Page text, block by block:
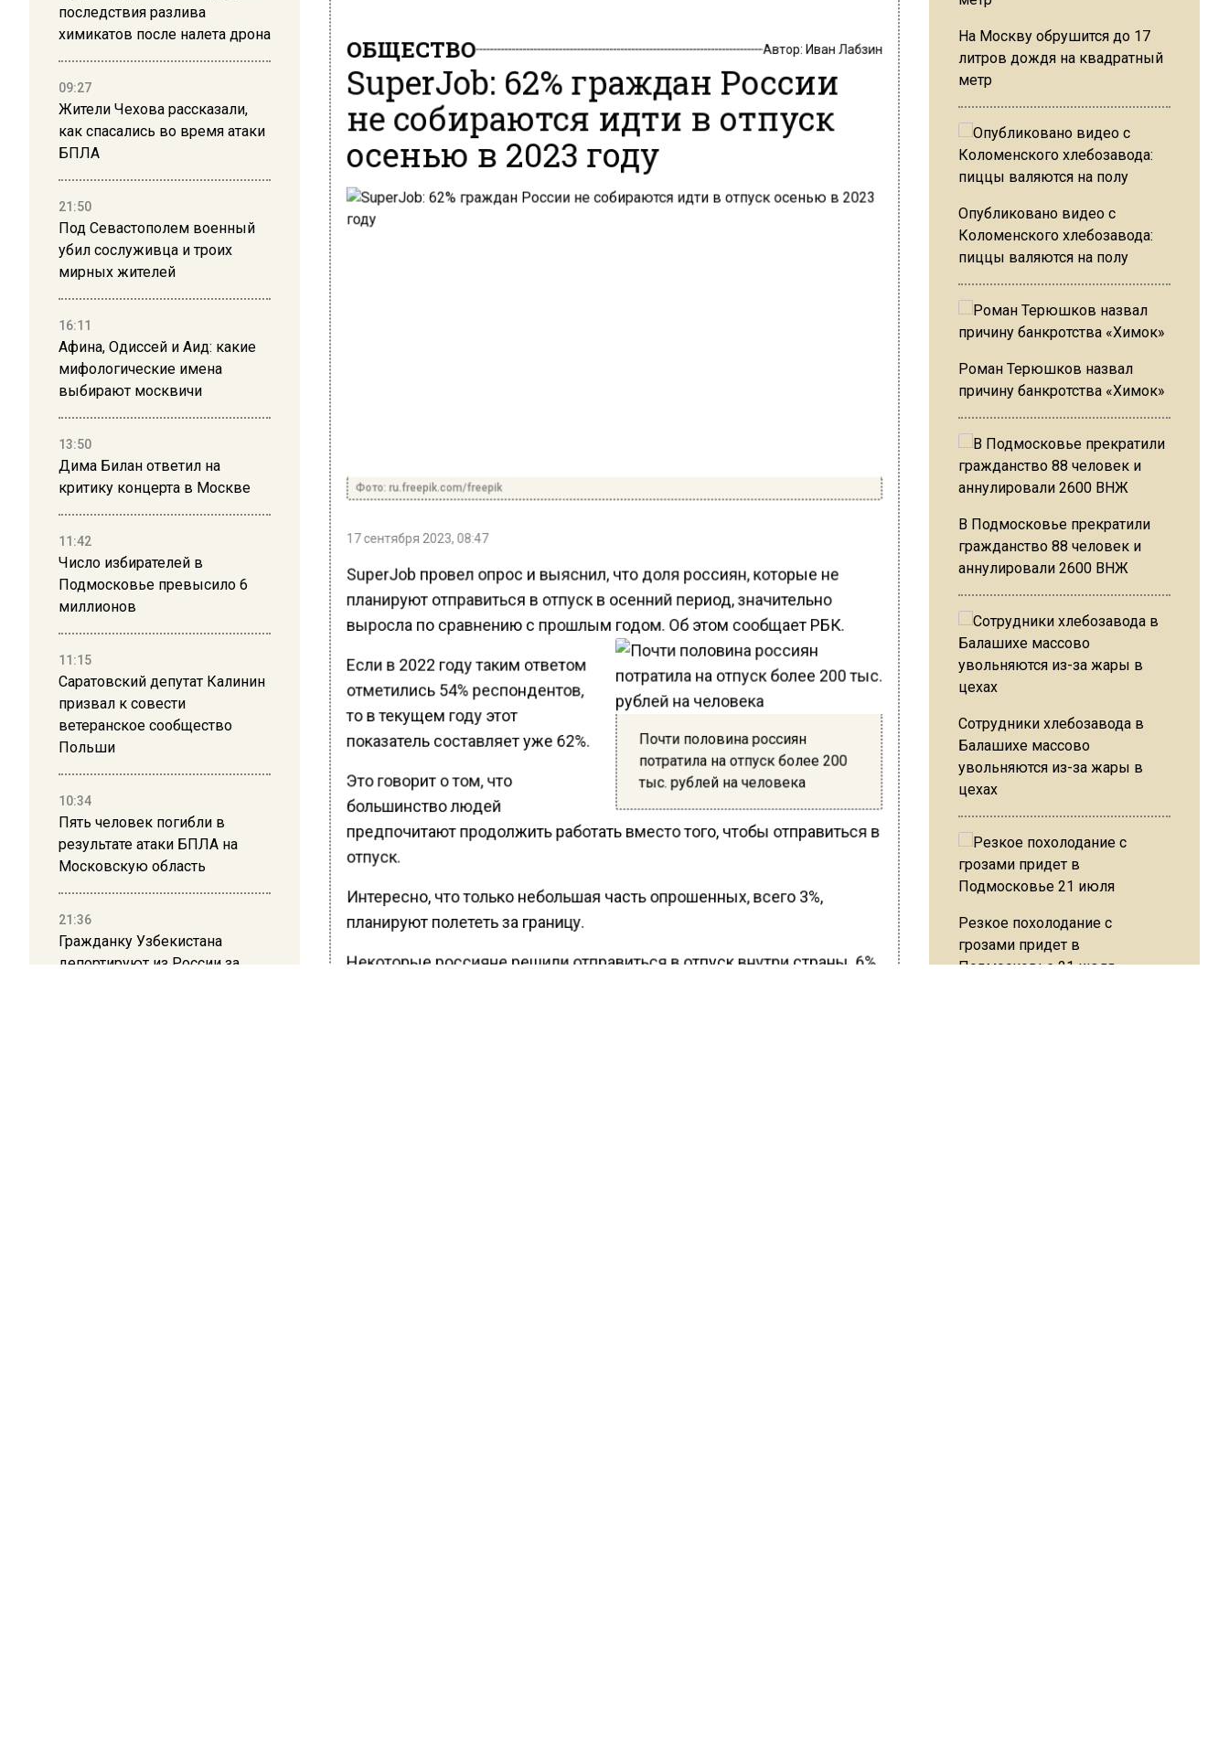
последствия разлива
химикатов после налета дрона
09:27
Жители Чехова рассказали,
как спасались во время атаки
БПЛА
21:50
Под Севастополем военный
убил сослуживца и троих
мирных жителей
16:11
Афина, Одиссей и Аид: какие
мифологические имена
выбирают москвичи
13:50
Дима Билан ответил на
критику концерта в Москве
11:42
Число избирателей в
Подмосковье превысило 6
миллионов
11:15
Саратовский депутат Калинин
призвал к совести
ветеранское сообщество
Польши
10:34
Пять человек погибли в
результате атаки БПЛА на
Московскую область
21:36
Гражданку Узбекистана
депортируют из России за
ОБЩЕСТВО Автор:Иван Лабзин
SuperJob: 62% граждан России
не собираются идти в отпуск
осенью в 2023 году
Фото: ru.freepik.com/freepik
17 сентября 2023, 08:47
SuperJob провел опрос и выяснил, что доля россиян, которые не
планируют отправиться в отпуск в осенний период, значительно
выросла по сравнению с прошлым годом. Об этом сообщает РБК.
Почти половина россиян
потратила на отпуск более 200
тыс. рублей на человека
Если в 2022 году таким ответом
отметились 54% респондентов,
то в текущем году этот
показатель составляет уже 62%.
Это говорит о том, что
большинство людей
предпочитают продолжить работать вместо того, чтобы отправиться в
отпуск.
Интересно, что только небольшая часть опрошенных, всего 3%,
планируют полететь за границу.
Некоторые россияне решили отправиться в отпуск внутри страны. 6%
На Москву обрушится до 17
литров дождя на квадратный
метр
Опубликовано видео с
Коломенского хлебозавода:
пиццы валяются на полу
Роман Терюшков назвал
причину банкротства «Химок»
В Подмосковье прекратили
гражданство 88 человек и
аннулировали 2600 ВНЖ
Сотрудники хлебозавода в
Балашихе массово
увольняются из-за жары в
цехах
Резкое похолодание с
грозами придет в
Подмосковье 21 июля